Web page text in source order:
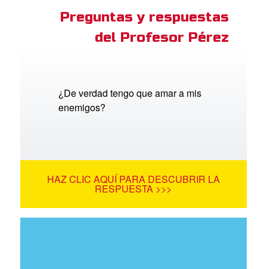
Preguntas y respuestas
del Profesor Pérez
¿De verdad tengo que amar a mis
enemigos?
HAZ CLIC AQUÍ PARA DESCUBRIR LA
RESPUESTA >>>